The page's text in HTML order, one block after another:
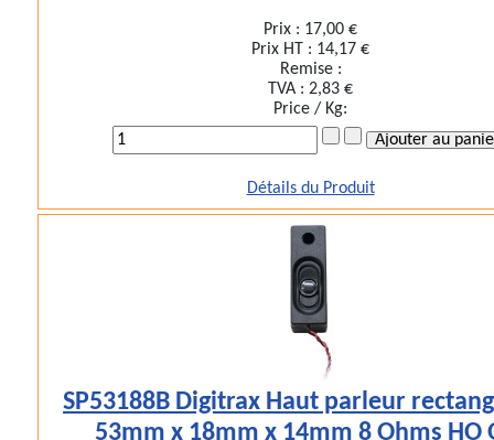
Prix : 17,00 €
Prix HT : 14,17 €
Remise :
TVA :2,83 €
Price / Kg:
Détails du Produit
SP53188B Digitrax Haut parleur
53mm x 18mm x 14mm 8 Ohms HO